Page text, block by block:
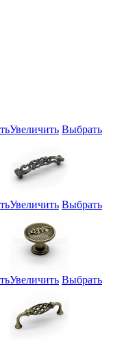
Увеличить Выбрать
Увеличить Выбрать
Увеличить Выбрать